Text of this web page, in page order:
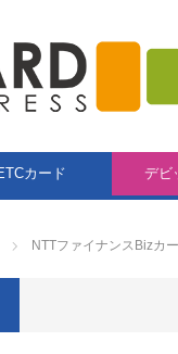
カード デビ
NTTファイナンスBizカ